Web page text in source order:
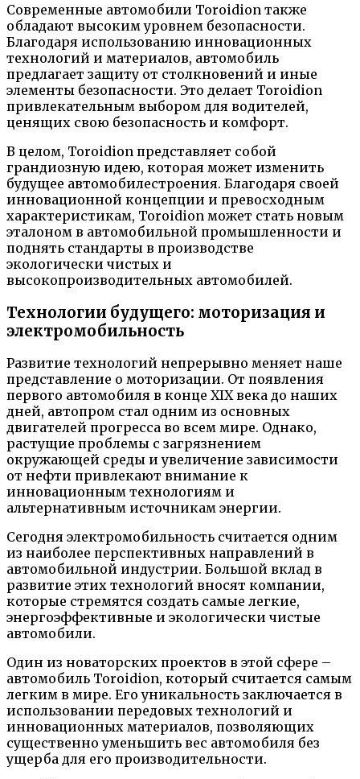
Современные автомобили Toroidion также
обладают высоким уровнем безопасности.
Благодаря использованию инновационных
технологий и материалов, автомобиль
предлагает защиту от столкновений и иные
элементы безопасности. Это делает Toroidion
привлекательным выбором для водителей,
ценящих свою безопасность и комфорт.
В целом, Toroidion представляет собой
грандиозную идею, которая может изменить
будущее автомобилестроения. Благодаря своей
инновационной концепции и превосходным
характеристикам, Toroidion может стать новым
эталоном в автомобильной промышленности и
поднять стандарты в производстве
экологически чистых и
высокопроизводительных автомобилей.
Технологии будущего: моторизация и
электромобильность
Развитие технологий непрерывно меняет наше
представление о моторизации. От появления
первого автомобиля в конце XIX века до наших
дней, автопром стал одним из основных
двигателей прогресса во всем мире. Однако,
растущие проблемы с загрязнением
окружающей среды и увеличение зависимости
от нефти привлекают внимание к
инновационным технологиям и
альтернативным источникам энергии.
Сегодня электромобильность считается одним
из наиболее перспективных направлений в
автомобильной индустрии. Большой вклад в
развитие этих технологий вносят компании,
которые стремятся создать самые легкие,
энергоэффективные и экологически чистые
автомобили.
Один из новаторских проектов в этой сфере –
автомобиль Toroidion, который считается самым
легким в мире. Его уникальность заключается в
использовании передовых технологий и
инновационных материалов, позволяющих
существенно уменьшить вес автомобиля без
ущерба для его производительности.